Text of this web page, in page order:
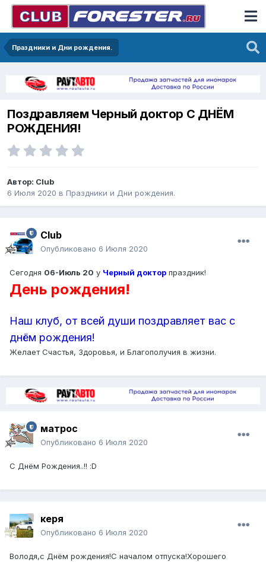
Праздники и Дни рождения.
Поздравляем Черный доктор С ДНЁМ
РОЖДЕНИЯ!
Автор: Club
6 Июля 2020 в Праздники и Дни рождения.
Club
Опубликовано 6 Июля 2020
Сегодня 06-Июль 20 у Черный доктор праздник!
День рождения!
Наш клуб, от всей души поздравляет вас с
днём рождения!
Желает Счастья, Здоровья, и Благополучия в жизни.
матрос
Опубликовано 6 Июля 2020
С Днём Рождения..!! :D
керя
Опубликовано 6 Июля 2020
Володя,с Днём рождения!С началом отпуска!Хорошего